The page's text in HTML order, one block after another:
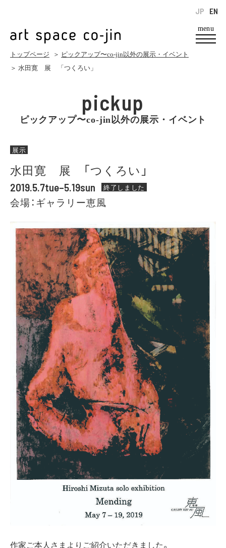
menu
EN
JP
トップページ ＞ ピックアップ〜co-jin以外の展示・イベント
＞ 水田寛 展 「つくろい」
pickup
ピックアップ〜co-jin以外の展示・イベント
展示
水田寛 展 「つくろい」
2019.5.7tue–5.19sun 終了しました
会場：ギャラリー恵風
作家ご本人さまよりご紹介いただきました。